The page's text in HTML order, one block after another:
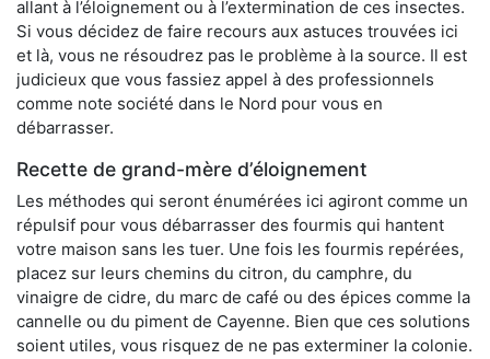
allant à l’éloignement ou à l’extermination de ces insectes.
Si vous décidez de faire recours aux astuces trouvées ici
et là, vous ne résoudrez pas le problème à la source. Il est
judicieux que vous fassiez appel à des professionnels
comme note société dans le Nord pour vous en
débarrasser.
Recette de grand-mère d’éloignement
Les méthodes qui seront énumérées ici agiront comme un
répulsif pour vous débarrasser des fourmis qui hantent
votre maison sans les tuer. Une fois les fourmis repérées,
placez sur leurs chemins du citron, du camphre, du
vinaigre de cidre, du marc de café ou des épices comme la
cannelle ou du piment de Cayenne. Bien que ces solutions
soient utiles, vous risquez de ne pas exterminer la colonie.